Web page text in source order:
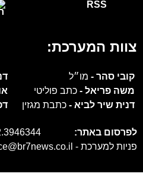
RSS
צוות המערכת:
קובי סהר - מו״ל
משה פריאל - כתב פוליטי
דנית שיר לביא - כתבת מגזין
לפרסום באתר:
פניות למערכת -